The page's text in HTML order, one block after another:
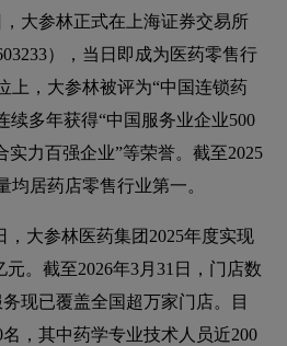
大参林正式在上海证券交易所
），当日即成为医药零售行
上，大参林被评为“中国连锁药
续多年获得“中国服务业企业500
实力百强企业”等荣誉。截至2025
均居药店零售行业第一。
，大参林医药集团2025年度实现
元。截至2026年3月31日，门店数
现已覆盖全国超万家门店。目
，其中药学专业技术人员近200